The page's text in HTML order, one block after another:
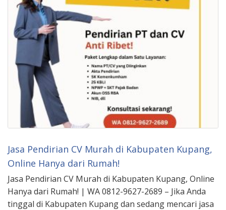
Jasa Pendirian CV Murah di Kabupaten Kupang,
Online Hanya dari Rumah!
Jasa Pendirian CV Murah di Kabupaten Kupang, Online
Hanya dari Rumah! | WA 0812-9627-2689 – Jika Anda
tinggal di Kabupaten Kupang dan sedang mencari jasa